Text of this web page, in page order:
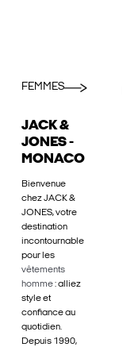
FEMMES
JACK &
JONES -
MONACO
Bienvenue
chez JACK &
JONES, votre
destination
incontournable
pour les
vêtements
homme: alliez
style et
confiance au
quotidien.
Depuis 1990,